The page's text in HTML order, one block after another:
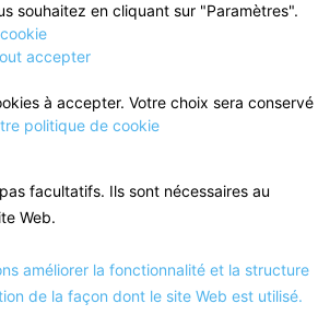
souhaitez en cliquant sur "Paramètres".
accepter
à accepter. Votre choix sera conservé
politique de cookie
facultatifs. Ils sont nécessaires au
Web.
améliorer la fonctionnalité et la structure
de la façon dont le site Web est utilisé.